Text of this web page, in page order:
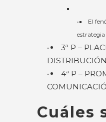
El
estrategia
3ª P –
DISTRIBUCIÓN
4ª P –
Cuáles